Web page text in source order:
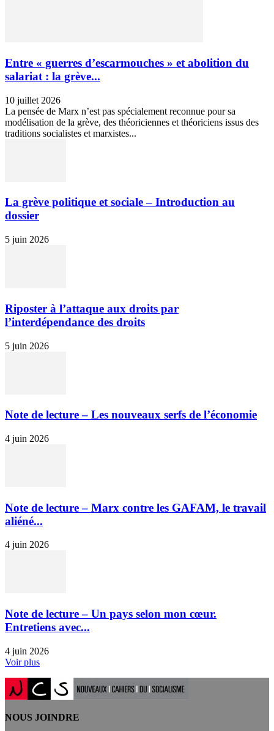
Entre « guerres d’escarmouches » et abolition du
salariat : la grève...
10 juillet 2026
La pensée de Marx n’est pas spécialement reconnue pour sa
modélisation de la grève, des théoriciennes et théoriciens issus des
traditions socialistes et marxistes...
La grève politique et sociale – Introduction au
dossier
5 juin 2026
Riposter à l’attaque aux droits par
l’interdépendance des droits
5 juin 2026
Note de lecture – Les nouveaux serfs de l’économie
4 juin 2026
Note de lecture – Marx contre les GAFAM, le travail
aliéné...
4 juin 2026
Note de lecture – Un pays selon mon cœur.
Entretiens avec...
4 juin 2026
Voir plus
NOUS JOINDRE